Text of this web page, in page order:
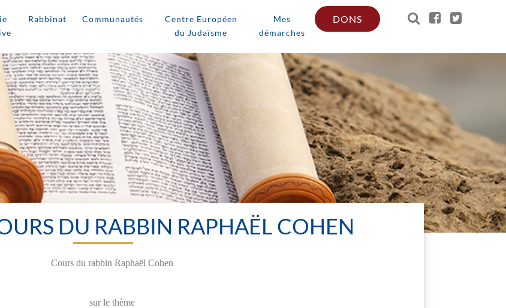
Rabbinat Communautés
Centre Européen
du Judaïsme
Mes
démarches
DONS
DU RABBIN RAPHAËL COHEN
Cours du rabbin Raphaël Cohen
sur le thème